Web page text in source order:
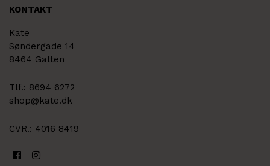
KONTAKT
Kate
Søndergade 14
8464 Galten
Tlf.: 8694 6272
shop@kate.dk
CVR.: 4016 8419